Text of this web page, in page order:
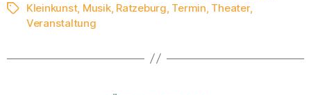
Schlagwörter
Kleinkunst, Musik, Ratzeburg Termin Theater,
Veranstaltung